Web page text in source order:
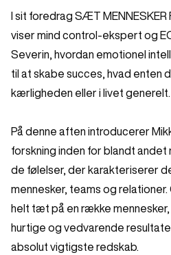
I sit foredrag SÆT MENNESKER
viser mind control-ekspert og
Severin, hvordan emotionel
til at skabe succes, hvad enten
kærligheden eller i livet generelt.
På denne aften introducerer
forskning inden for blandt
de følelser, der karakteriserer
mennesker, teams og relationer.
helt tæt på en række mennesker,
hurtige og vedvarende
absolut vigtigste redskab.